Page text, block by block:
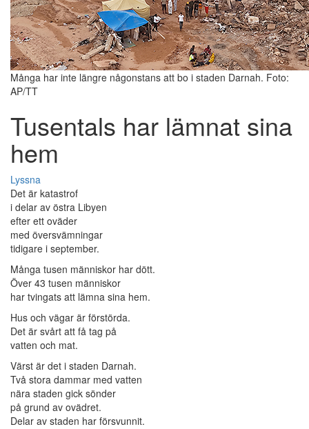
Många har inte längre någonstans att bo i staden Darnah. Foto:
AP/TT
Tusentals har lämnat sina
hem
Lyssna
Det är katastrof
i delar av östra Libyen
efter ett oväder
med översvämningar
tidigare i september.
Många tusen människor har dött.
Över 43 tusen människor
har tvingats att lämna sina hem.
Hus och vägar är förstörda.
Det är svårt att få tag på
vatten och mat.
Värst är det i staden Darnah.
Två stora dammar med vatten
nära staden gick sönder
på grund av ovädret.
Delar av staden har försvunnit.